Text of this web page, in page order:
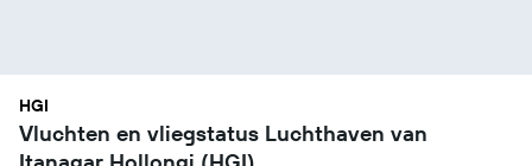
HGI
Vluchten en vliegstatus Luchthaven van